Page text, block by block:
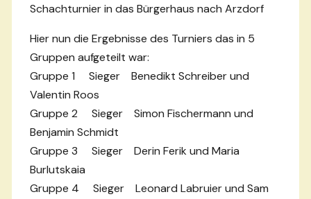
Schachturnier in das Bürgerhaus nach Arzdorf
Hier nun die Ergebnisse des Turniers das in 5
Gruppen aufgeteilt war:
Gruppe 1 Sieger Benedikt Schreiber und
Valentin Roos
Gruppe 2 Sieger Simon Fischermann und
Benjamin Schmidt
Gruppe 3 Sieger Derin Ferik und Maria
Burlutskaia
Gruppe 4 Sieger Leonard Labruier und Sam